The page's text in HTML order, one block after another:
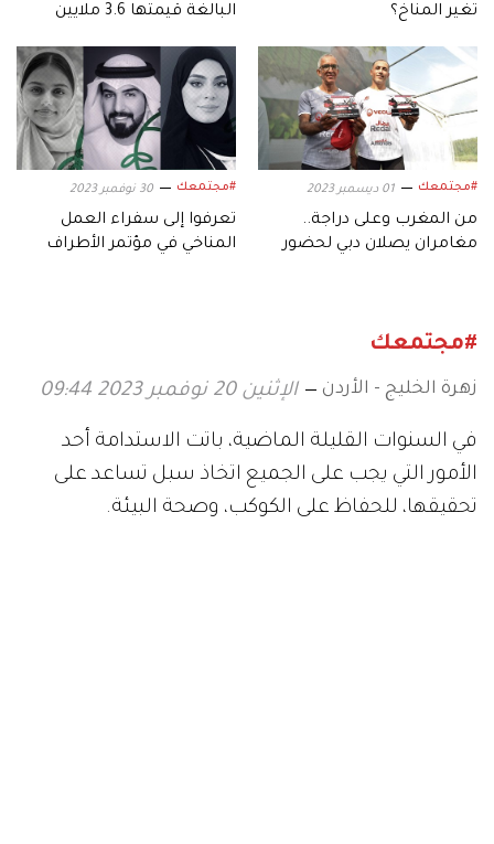
تغير المناخ؟
البالغة قيمتها 3.6 ملايين
#مجتمعك 01 ديسمبر 2023
من المغرب وعلى دراجة..
مغامران يصلان دبي لحضور
#مجتمعك 30 نوفمبر 2023
تعرفوا إلى سفراء العمل
المناخي في مؤتمر الأطراف
#مجتمعك
زهرة الخليج - الأردن الإثنين 20 نوفمبر 2023 09:44
في السنوات القليلة الماضية، باتت الاستدامة أحد
الأمور التي يجب على الجميع اتخاذ سبل تساعد على
تحقيقها، للحفاظ على الكوكب، وصحة البيئة.